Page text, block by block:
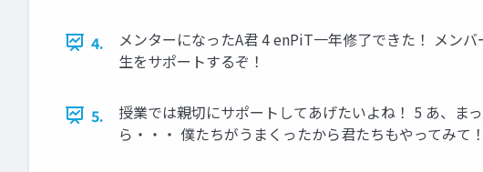
4.
メンターになったA君 4 enPiT一年修了できた！ メン
生をサポートするぞ！
5.
授業では親切にサポートしてあげたいよね！ 5 あ、ま
ら・・・ 僕たちがうまくったから君たちもやってみて